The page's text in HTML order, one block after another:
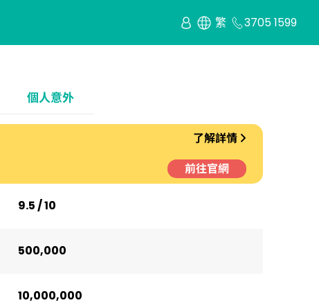
繁 3705 1599
個人意外
了解詳情
前往官網
9.5 / 10
500,000
10,000,000